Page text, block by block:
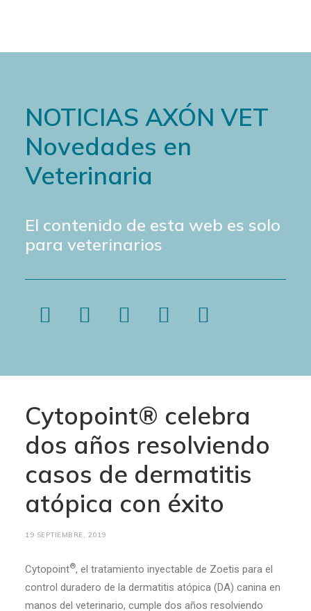
NOTICIAS AXÓN VET
Novedades en
Veterinaria
El contenido de esta web es solo
para veterinarios
Cytopoint® celebra
dos años resolviendo
casos de dermatitis
atópica con éxito
19 SEPTIEMBRE, 2019
Cytopoint®, el tratamiento inyectable de Zoetis para el
control duradero de la dermatitis atópica (DA) canina en
manos del veterinario, cumple dos años resolviendo